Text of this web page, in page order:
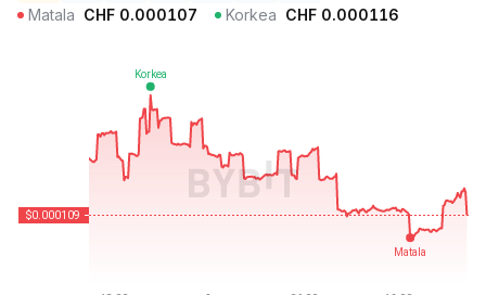
Matala CHF 0.000107 Korkea CHF 0.000116